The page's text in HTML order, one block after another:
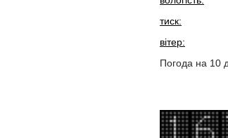
тиск:
вітер:
Погода на 10